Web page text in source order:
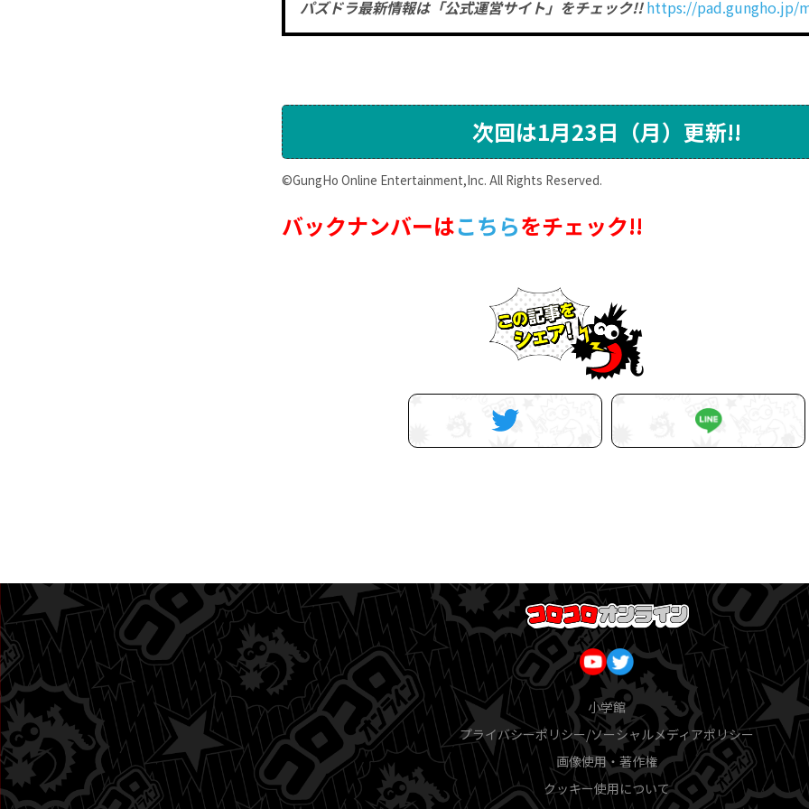
パズドラ最新情報は「公式運営サイト」をチェック!! https://pad.gungho.jp/
次回は1月23日（月）更新!!
©GungHo Online Entertainment,Inc. All Rights Reserved.
バックナンバーはこちらをチェック!!
小学館
プライバシーポリシー/ソーシャルメディアポリシー
画像使用・著作権
クッキー使用について